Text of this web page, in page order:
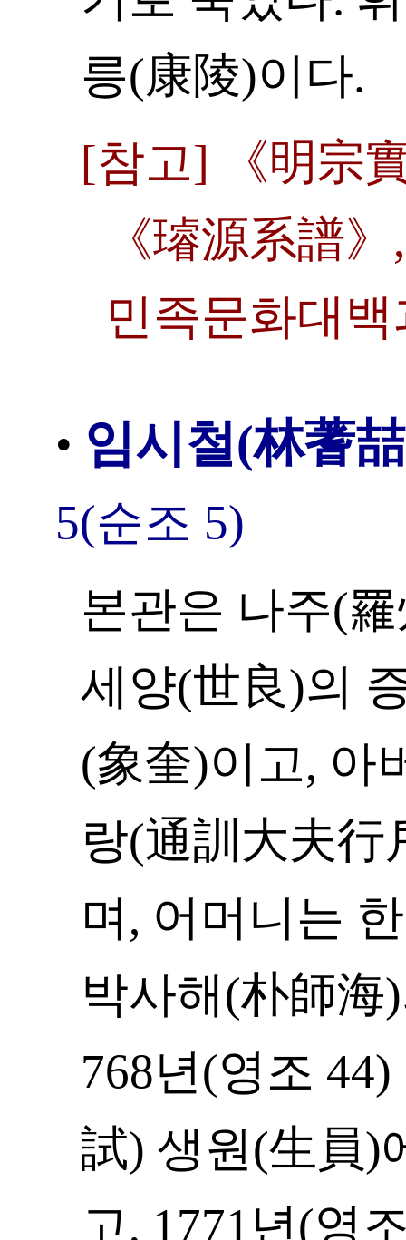
릉(康陵)이다.
[참고] 《明宗
《璿源系譜
민족문화대
• 임시철(林蓍
5(순조 5)
본관은 나주(
세양(世良)의
(象奎)이고, 아
랑(通訓大夫行
며, 어머니는
박사해(朴師海
768년(영조
試) 생원(生員)
고, 1771년(영